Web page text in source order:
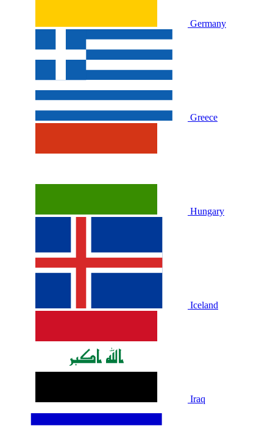
Germany
Greece
Hungary
Iceland
Iraq